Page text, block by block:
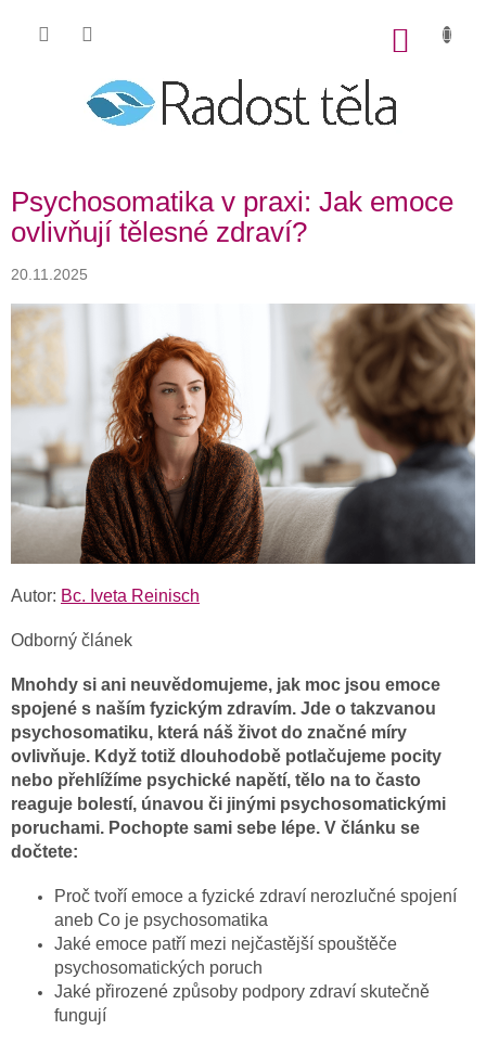
Psychosomatika v praxi: Jak emoce
ovlivňují tělesné zdraví?
20.11.2025
Autor: Bc. Iveta Reinisch
Odborný článek
Mnohdy si ani neuvědomujeme, jak moc jsou emoce
spojené s naším fyzickým zdravím. Jde o takzvanou
psychosomatiku, která náš život do značné míry
ovlivňuje. Když totiž dlouhodobě potlačujeme pocity
nebo přehlížíme psychické napětí, tělo na to často
reaguje bolestí, únavou či jinými psychosomatickými
poruchami. Pochopte sami sebe lépe. V článku se
dočtete:
Proč tvoří emoce a fyzické zdraví nerozlučné spojení
aneb Co je psychosomatika
Jaké emoce patří mezi nejčastější spouštěče
psychosomatických poruch
Jaké přirozené způsoby podpory zdraví skutečně
fungují